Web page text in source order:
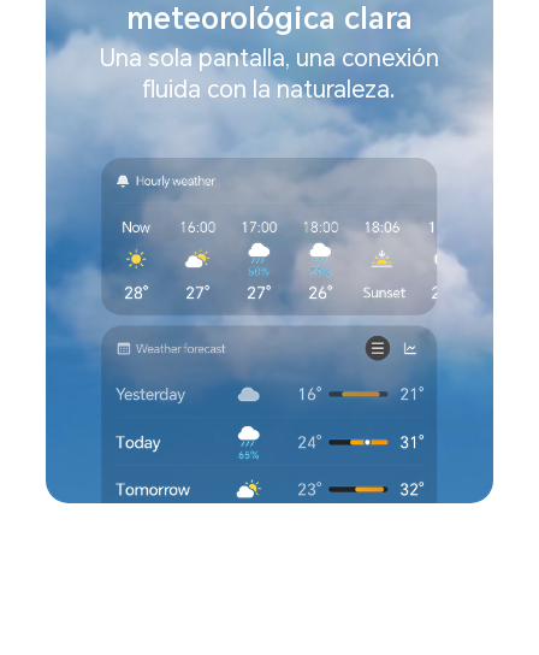
meteorológica clara
Una sola pantalla, una conexión
fluida con la naturaleza.